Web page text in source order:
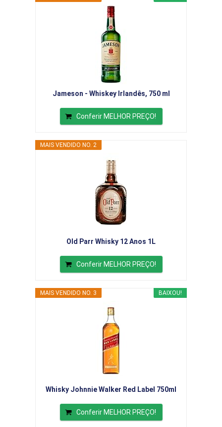
Jameson - Whiskey Irlandês, 750 ml
Conferir MELHOR PREÇO!
MAIS VENDIDO NO. 2
Old Parr Whisky 12 Anos 1L
Conferir MELHOR PREÇO!
BAIXOU!
MAIS VENDIDO NO. 3
Whisky Johnnie Walker Red Label 750ml
Conferir MELHOR PREÇO!